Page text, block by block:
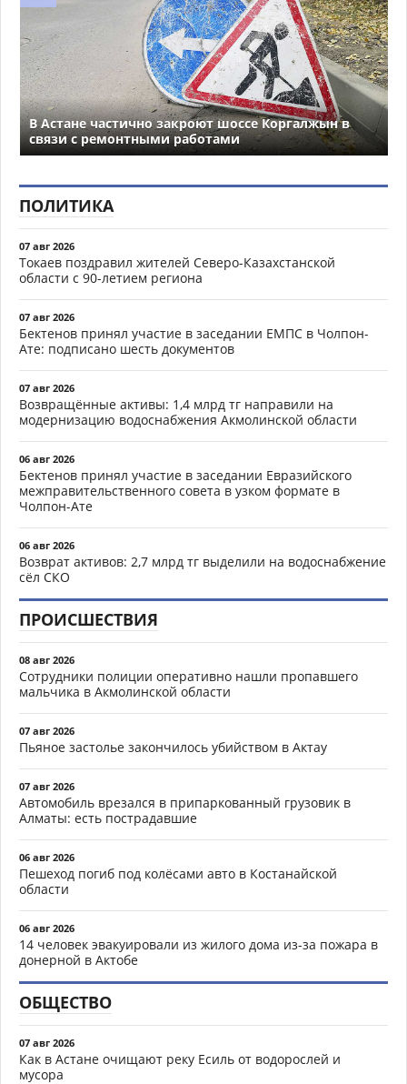
В Астане частично закроют шоссе Коргалжын в
связи с ремонтными работами
ПОЛИТИКА
07 авг 2026
Токаев поздравил жителей Северо-Казахстанской
области с 90-летием региона
07 авг 2026
Бектенов принял участие в заседании ЕМПС в Чолпон-
Ате: подписано шесть документов
07 авг 2026
Возвращённые активы: 1,4 млрд тг направили на
модернизацию водоснабжения Акмолинской области
06 авг 2026
Бектенов принял участие в заседании Евразийского
межправительственного совета в узком формате в
Чолпон-Ате
06 авг 2026
Возврат активов: 2,7 млрд тг выделили на водоснабжение
сёл СКО
ПРОИСШЕСТВИЯ
08 авг 2026
Сотрудники полиции оперативно нашли пропавшего
мальчика в Акмолинской области
07 авг 2026
Пьяное застолье закончилось убийством в Актау
07 авг 2026
Автомобиль врезался в припаркованный грузовик в
Алматы: есть пострадавшие
06 авг 2026
Пешеход погиб под колёсами авто в Костанайской
области
06 авг 2026
14 человек эвакуировали из жилого дома из-за пожара в
донерной в Актобе
ОБЩЕСТВО
07 авг 2026
Как в Астане очищают реку Есиль от водорослей и
мусора